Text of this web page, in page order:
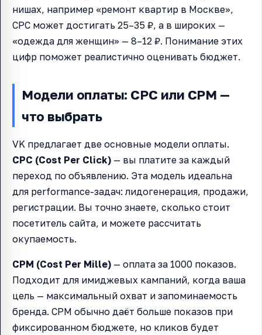
нишах, например «ремонт квартир в Москве»,
CPC может достигать 25–35 ₽, а в широких —
«одежда для женщин» — 8–12 ₽. Понимание этих
цифр поможет реалистично оценивать бюджет.
Модели оплаты: CPC или CPM —
что выбрать
VK предлагает две основные модели оплаты.
CPC (Cost Per Click) — вы платите за каждый
переход по объявлению. Эта модель идеальна
для performance-задач: лидогенерация, продажи,
регистрации. Вы точно знаете, сколько стоит
посетитель сайта, и можете рассчитать
окупаемость.
CPM (Cost Per Mille) — оплата за 1000 показов.
Подходит для имиджевых кампаний, когда ваша
цель — максимальный охват и запоминаемость
бренда. CPM обычно даёт больше показов при
фиксированном бюджете, но кликов будет